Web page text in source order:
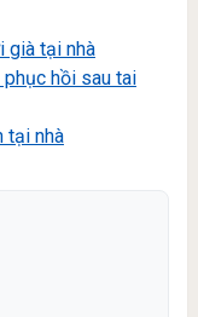
già tại nhà
hồi sau tai
tại nhà